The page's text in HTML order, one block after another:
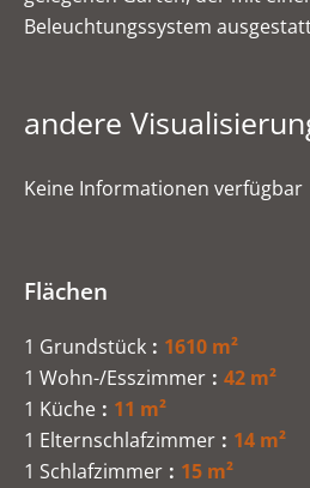
Beleuchtungssystem
andere
Keine Informationen verfügbar
Flächen
1 Grundstück
1610 m²
1 Wohn-/Esszimmer
42 m²
1 Küche
11 m²
1 Elternschlafzimmer
14 m²
1 Schlafzimmer
15 m²